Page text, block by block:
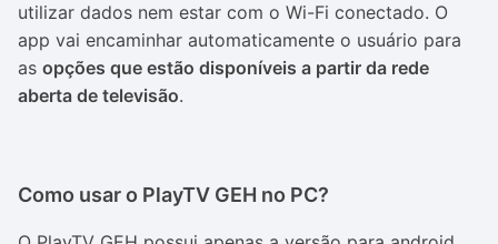
utilizar dados nem estar com o Wi-Fi conectado. O
app vai encaminhar automaticamente o usuário para
as opções que estão disponíveis a partir da rede
aberta de televisão.
Como usar o PlayTV GEH no PC?